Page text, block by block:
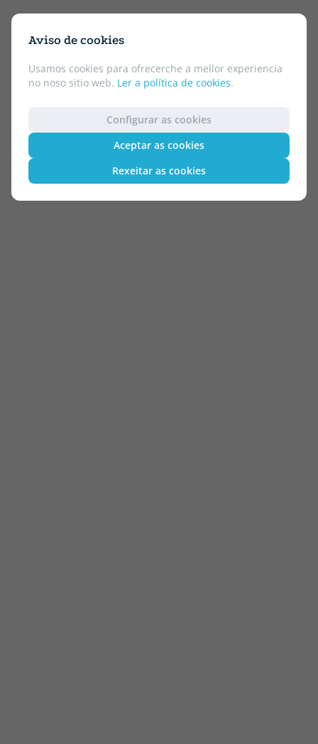
Aviso de cookies
Usamos cookies para ofrecerche a mellor experiencia
no noso sitio web. Ler a política de cookies.
Configurar as cookies
Aceptar as cookies
Rexeitar as cookies